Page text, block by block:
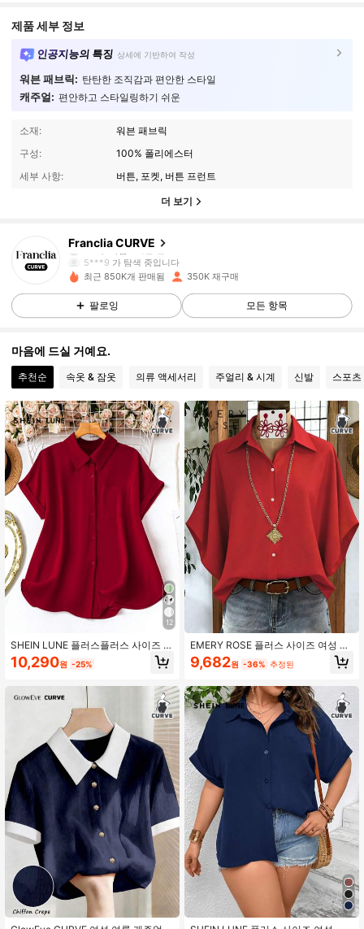
제품 세부 정보
인공지능의 특징 상세에 기반하여 작성
워븐 패브릭: 탄탄한 조직감과 편안한 스타일
캐주얼: 편안하고 스타일링하기 쉬운
소재:
워븐 패브릭
구성:
100% 폴리에스터
세부 사항:
버튼, 포켓, 버튼 프런트
더 보기
Franclia CURVE
5***9 가 탐색 중입니다
4.84
174K 팔로워
4.84 174K 팔로워
4.84 174K 팔로워
174K 팔로워
174K 팔로워
4.84 174K 팔로워
4.84 174K 팔로워
4.84 174K 팔로워
4.84 174K 팔로워
최근 850K개 판매됨 350K 재구매
팔로잉 모든 항목
마음에 드실 거예요.
추천순 속옷 & 잠옷 의류 액세서리 주얼리 & 시계 신발 스포
12
SHEIN LUNE 플러스플러스 사이즈 여
성용 플레인 레드 캐주얼 반팔 블라우
스/셔츠, 여름 블라우스, 여성 휴가 외
10,290원 -25%
EMERY ROSE 플러스 사이즈 여성 봄/
여름 캐주얼웨어: 심플하고 다재다능
하며 레트로 스타일. 솔리드 레드 칼라
루즈핏 플러스 사이즈 블라우스. 봄과
여름에 완벽합니다.
9,682원 -36% 추정된